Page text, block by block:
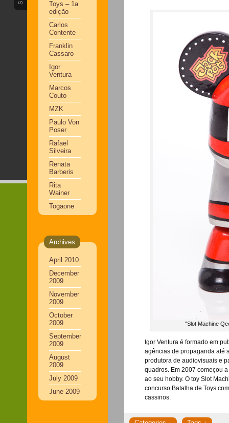
Toys – 1a
edição
Carlos
Contente
Franklin
Cassaro
Igor
Ventura
Marcos
Couto
MZK
Paulo Von
Poser
Rafael
Silveira
Renata
Barberis
Rita
Wainer
Togaone
Archives
April 2010
December
2009
November
2009
October
2009
September
2009
August
2009
July 2009
June 2009
"Slot Machine
Igor Ventura é formado em
agências de propaganda até
produtora de audiovisuais e
quadros. Em 2007 começou
ao seu hobby. O toy Slot
concurso Batalha de Toys
cassinos.